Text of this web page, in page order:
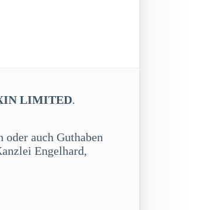
LIMITED.
auch Guthaben
Engelhard,